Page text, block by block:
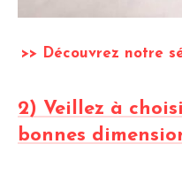
>> Découvrez notre
2) Veillez à
bonnes